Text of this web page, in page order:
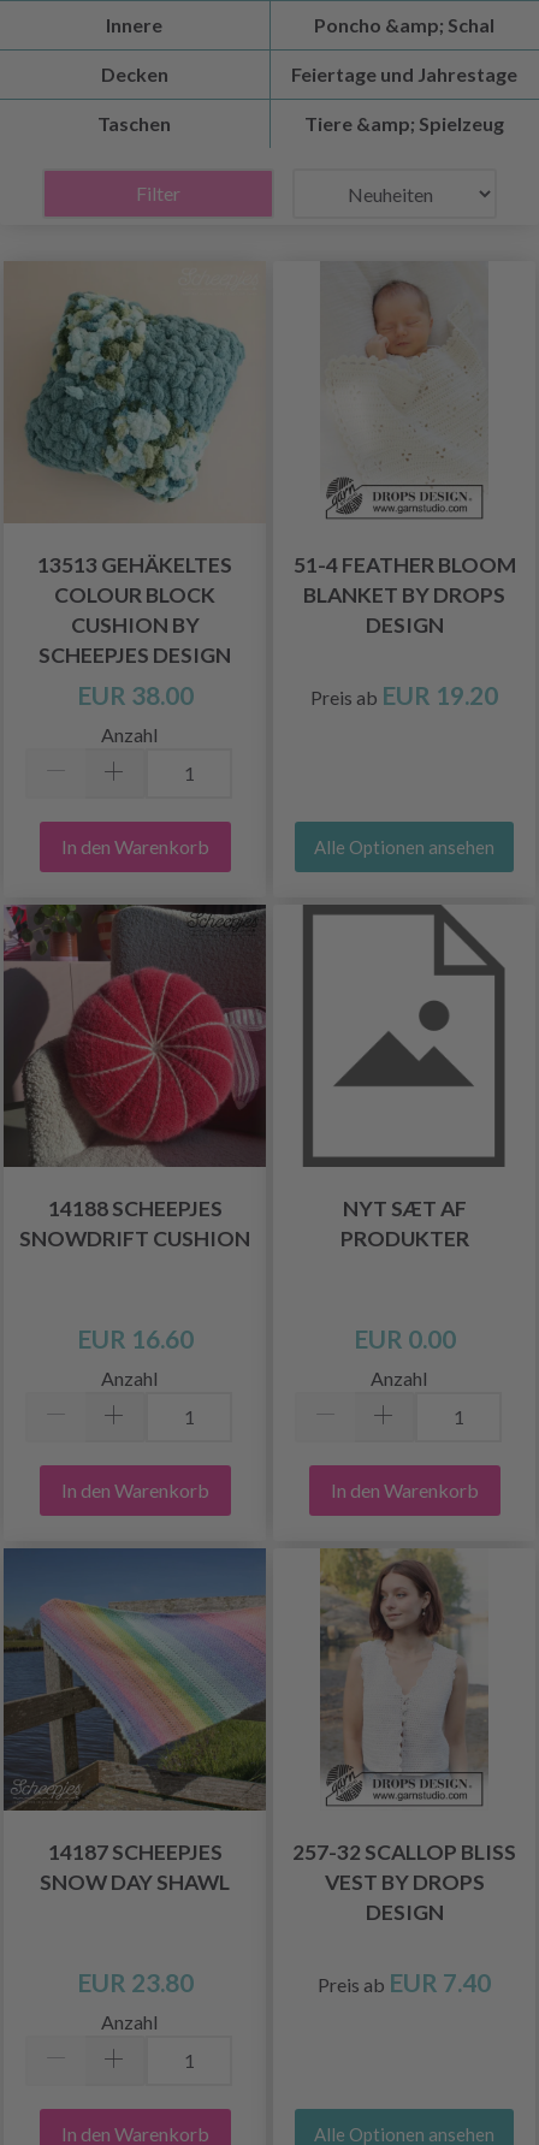
Innere Poncho &amp; Schal
Decken Feiertage und Jahrestage
Taschen Tiere &amp; Spielzeug
Filter
13513 GEHÄKELTES
COLOUR BLOCK
CUSHION BY
SCHEEPJES DESIGN
EUR 38.00
Anzahl
In den Warenkorb
51-4 FEATHER BLOOM
BLANKET BY DROPS
DESIGN
Preis ab EUR 19.20
Alle Optionen ansehen
14188 SCHEEPJES
SNOWDRIFT CUSHION
EUR 16.60
Anzahl
In den Warenkorb
NYT SÆT AF
PRODUKTER
EUR 0.00
Anzahl
In den Warenkorb
14187 SCHEEPJES
SNOW DAY SHAWL
EUR 23.80
Anzahl
In den Warenkorb
257-32 SCALLOP BLISS
VEST BY DROPS
DESIGN
Preis ab EUR 7.40
Alle Optionen ansehen